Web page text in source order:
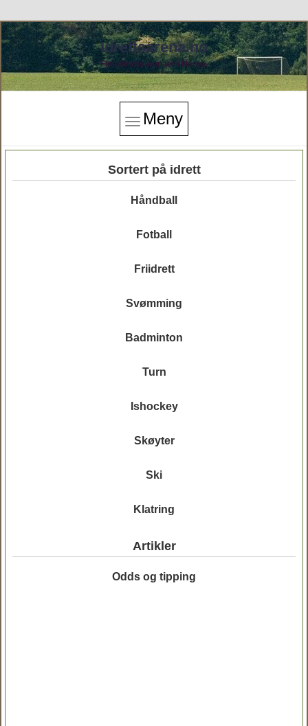
Idrettsarena.no
Finn idrettsarenaer i Norge.
Meny
Sortert på idrett
Håndball
Fotball
Friidrett
Svømming
Badminton
Turn
Ishockey
Skøyter
Ski
Klatring
Artikler
Odds og tipping